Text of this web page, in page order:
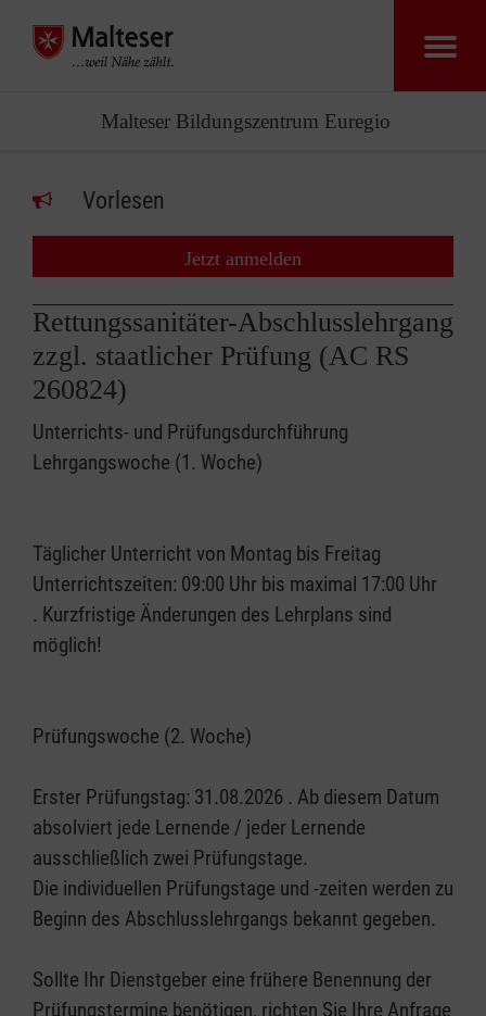
Malteser Bildungszentrum Euregio
Vorlesen
Jetzt anmelden
Rettungssanitäter-Abschlusslehrgang
zzgl. staatlicher Prüfung (AC RS
260824)
Unterrichts- und Prüfungsdurchführung
Lehrgangswoche (1. Woche)
Täglicher Unterricht von Montag bis Freitag
Unterrichtszeiten: 09:00 Uhr bis maximal 17:00 Uhr
. Kurzfristige Änderungen des Lehrplans sind
möglich!
Prüfungswoche (2. Woche)
Erster Prüfungstag: 31.08.2026 . Ab diesem Datum
absolviert jede Lernende / jeder Lernende
ausschließlich zwei Prüfungstage.
Die individuellen Prüfungstage und -zeiten werden zu
Beginn des Abschlusslehrgangs bekannt gegeben.
Sollte Ihr Dienstgeber eine frühere Benennung der
Prüfungstermine benötigen, richten Sie Ihre Anfrage